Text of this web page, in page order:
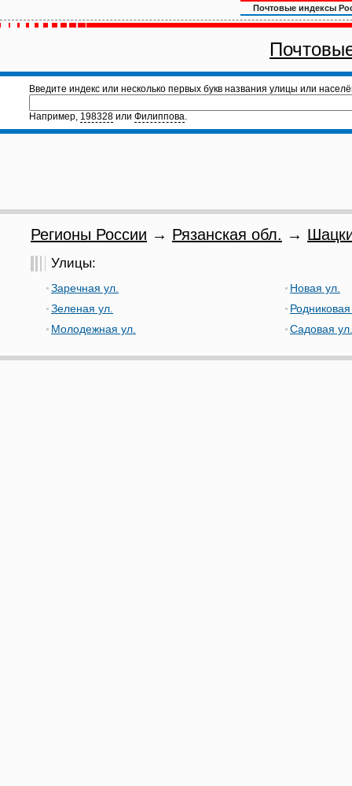
Почтовые индексы
Введите индекс или несколько первых букв названия улицы или
Например, 198328 или Филиппова.
Регионы России → Рязанская обл. →
Улицы:
Заречная ул.
Зеленая ул.
Молодежная ул.
Новая ул.
Садовая ул.